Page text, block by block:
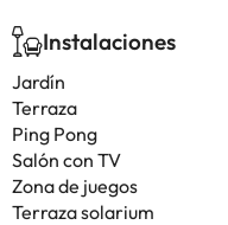
Instalaciones
Jardín
Terraza
Ping Pong
Salón con TV
Zona de juegos
Terraza solarium